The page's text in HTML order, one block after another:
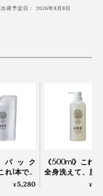
荷予定日： 2026年8月8日
パック
1本で全
肌も髪も
¥5,280
《500ml》これ1
全身洗えて、肌
もしっとり潤う
¥